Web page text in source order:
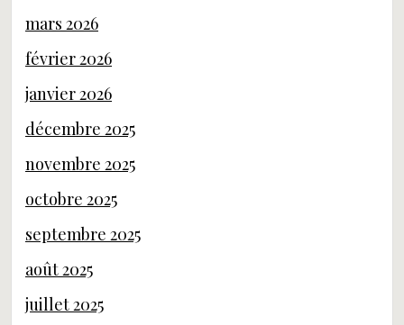
mars 2026
février 2026
janvier 2026
décembre 2025
novembre 2025
octobre 2025
septembre 2025
août 2025
juillet 2025